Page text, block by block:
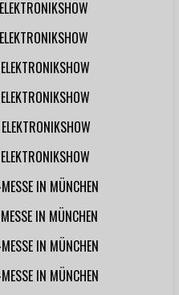
IN MÜNCHEN
IN MÜNCHEN
IN MÜNCHEN
IN MÜNCHEN